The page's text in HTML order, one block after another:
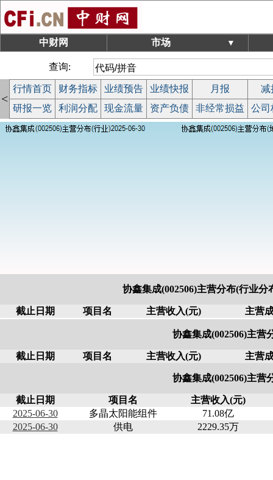
中财网 市场 ▼
查询:
<
行情首页 财务指标 业绩预告 业绩快报 月报
减
研报一览
利润分配 现金流量 资产负债 非经常损益 公司
协鑫集成(002506)主营分布(行业
截止日期 项目名 主营收入(元) 主营
协鑫集成(002506)主营
截止日期 项目名 主营收入(元) 主营
协鑫集成(002506)主营
截止日期 项目名
主营收入(元)
2025-06-30
多晶太阳能组件
71.08亿
2025-06-30
供电 2229.35万